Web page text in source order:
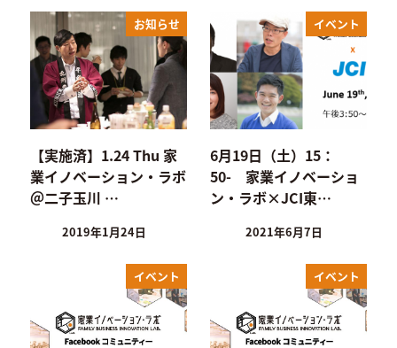
お知らせ
【実施済】1.24 Thu 家
業イノベーション・ラボ
＠二子玉川 …
2019年1月24日
イベント
6月19日（土）15：
50- 家業イノベーショ
ン・ラボ×JCI東…
2021年6月7日
イベント イベント